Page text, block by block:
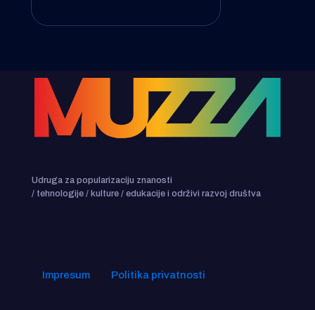
Udruga za popularizaciju znanosti
/ tehnologije / kulture / edukacije i održivi razvoj društva
Impresum Politika privatnosti